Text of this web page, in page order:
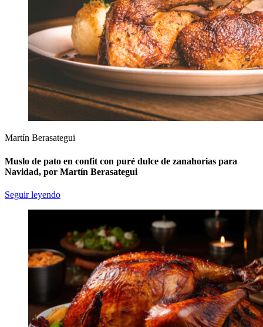
Martín Berasategui
Muslo de pato en confit con puré dulce de zanahorias para
Navidad, por Martín Berasategui
Seguir leyendo